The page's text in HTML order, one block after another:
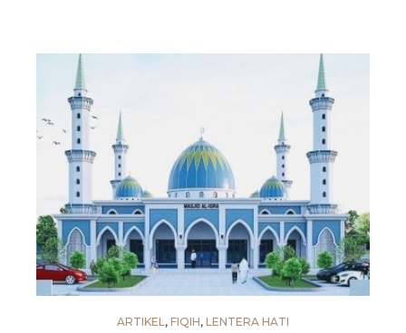
ARTIKEL , FIQIH, LENTERA HATI